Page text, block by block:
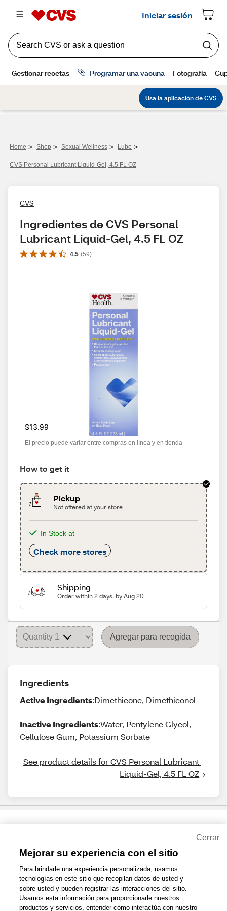
Home > Shop > Sexual Wellness > Lube >
CVS Personal Lubricant Liquid-Gel, 4.5 FL OZ
CVS
Ingredientes de CVS Personal
Lubricant Liquid-Gel, 4.5 FL OZ
4.5 (59)
$13.99
El precio puede variar entre compras en línea y en tienda
How to get it
Pickup
Not offered at your store
In Stock at
Check more stores
Shipping
Order within 2 days, by Aug 20
Agregar para recogida
Ingredients
Active Ingredients:Dimethicone, Dimethiconol
Inactive Ingredients:Water, Pentylene Glycol,
Cellulose Gum, Potassium Sorbate
See product details for CVS Personal Lubricant
Liquid-Gel, 4.5 FL OZ
1-800-679-9691 | Contáctenos | Términos de Uso | Accesibilidad
Política de Privacidad | WA Privacy Policy | Mapa del sitio
Zona de Bienestar | © 1999 - 2026 CVS.com
Mejorar su experiencia con el sitio
Para brindarle una experiencia personalizada, usamos
tecnologías en este sitio que recopilan datos de usted y
sobre usted y pueden registrar las interacciones del sitio.
Usamos esta información para proporcionarle nuestros
productos y servicios, entender cómo interactúa con nuestro
Cerrar